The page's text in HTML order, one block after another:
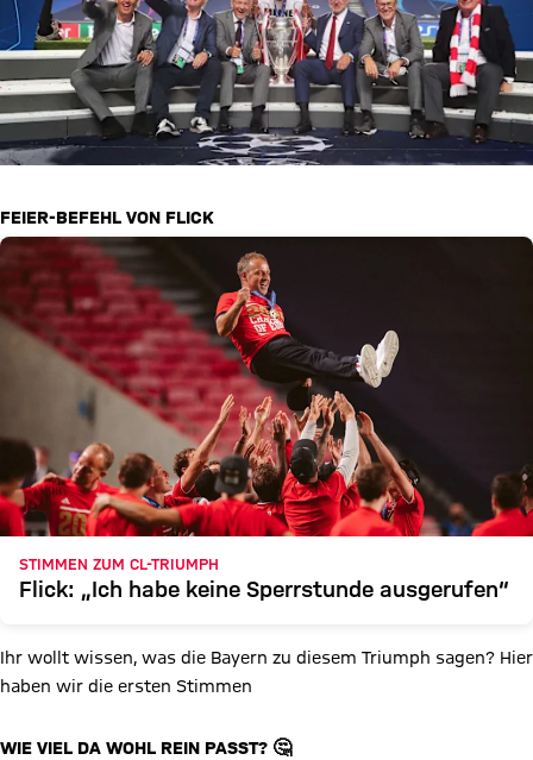
FEIER-BEFEHL VON FLICK
STIMMEN ZUM CL-TRIUMPH
Flick: „Ich habe keine Sperrstunde ausgerufen“
Ihr wollt wissen, was die Bayern zu diesem Triumph sagen? Hier
haben wir die ersten Stimmen
WIE VIEL DA WOHL REIN PASST? 🤔